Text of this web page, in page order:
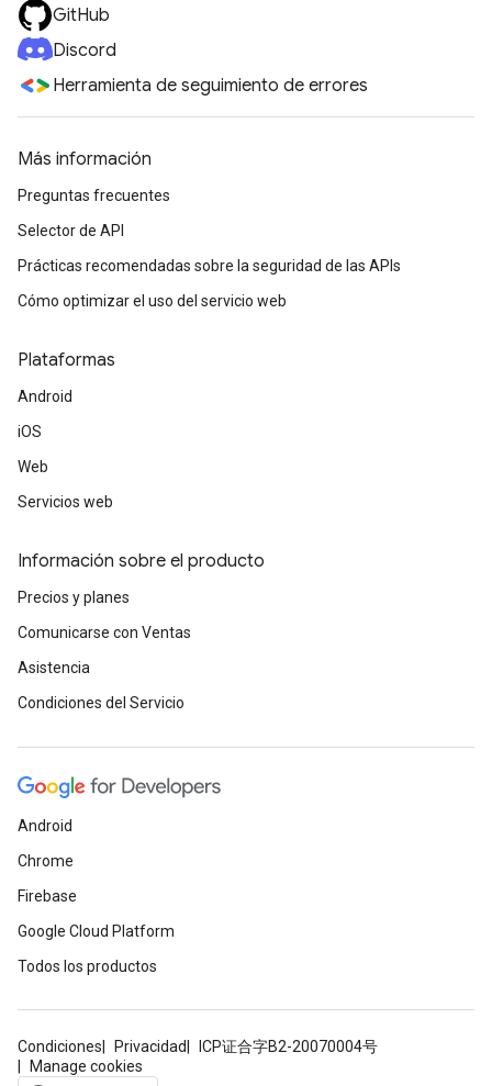
GitHub
Discord
Herramienta de seguimiento de errores
Más información
Preguntas frecuentes
Selector de API
Prácticas recomendadas sobre la seguridad de las APIs
Cómo optimizar el uso del servicio web
Plataformas
Android
iOS
Web
Servicios web
Información sobre el producto
Precios y planes
Comunicarse con Ventas
Asistencia
Condiciones del Servicio
Android
Chrome
Firebase
Google Cloud Platform
Todos los productos
Condiciones Privacidad
ICP证合字B2-20070004号
Manage cookies